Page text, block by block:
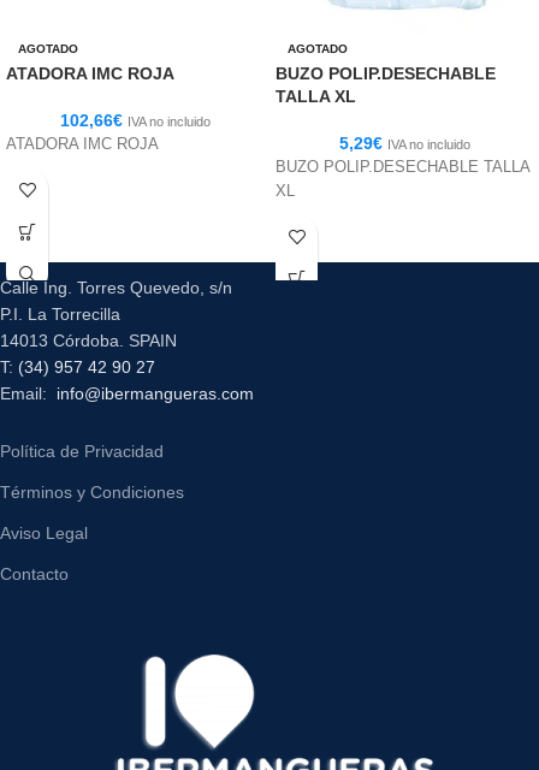
AGOTADO
ATADORA IMC ROJA
102,66€ IVA no incluido
ATADORA IMC ROJA
AGOTADO
BUZO POLIP.DESECHABLE
TALLA XL
5,29€ IVA no incluido
BUZO POLIP.DESECHABLE TALLA
XL
Calle Ing. Torres Quevedo, s/n
P.I. La Torrecilla
14013 Córdoba. SPAIN
T: (34) 957 42 90 27
Email: info@ibermangueras.com
Política de Privacidad
Términos y Condiciones
Aviso Legal
Contacto